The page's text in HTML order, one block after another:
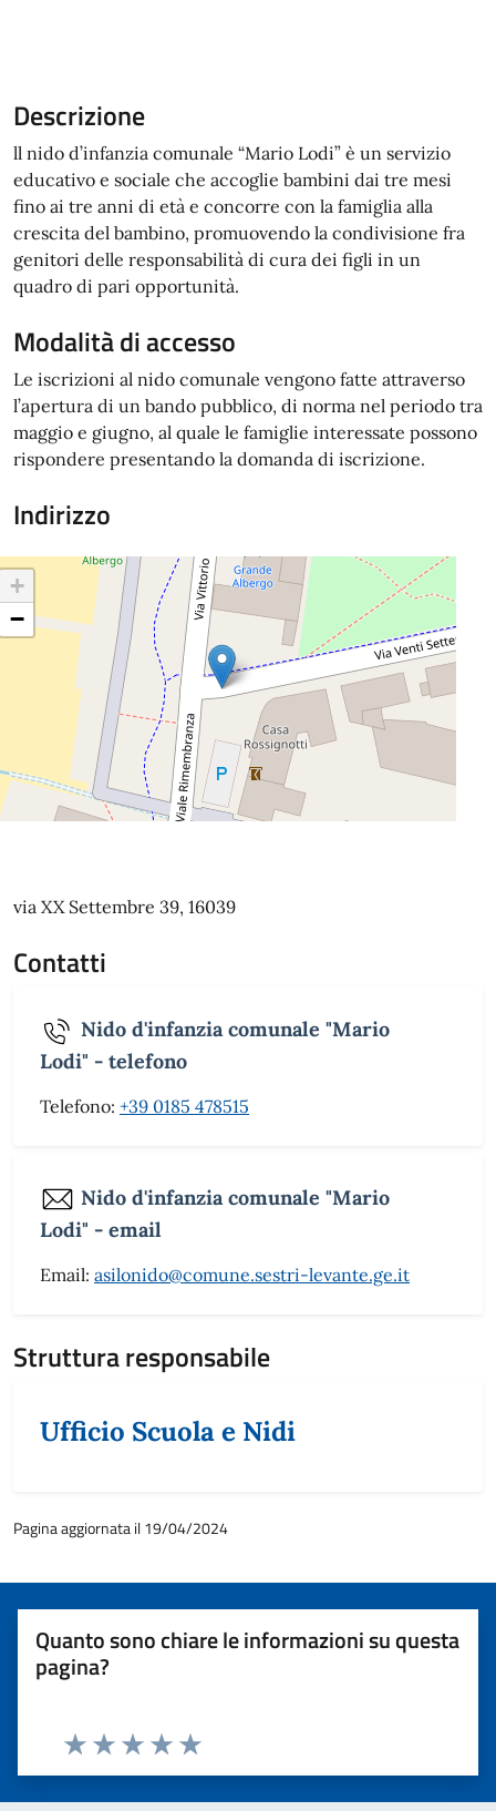
Descrizione
ll nido d’infanzia comunale “Mario Lodi” è un servizio
educativo e sociale che accoglie bambini dai tre mesi
fino ai tre anni di età e concorre con la famiglia alla
crescita del bambino, promuovendo la condivisione fra
genitori delle responsabilità di cura dei figli in un
quadro di pari opportunità.
Modalità di accesso
Le iscrizioni al nido comunale vengono fatte attraverso
l’apertura di un bando pubblico, di norma nel periodo tra
maggio e giugno, al quale le famiglie interessate possono
rispondere presentando la domanda di iscrizione.
Indirizzo
+
−
via XX Settembre 39, 16039
Contatti
Nido d'infanzia comunale "Mario
Lodi" - telefono
Telefono: +39 0185 478515
Nido d'infanzia comunale "Mario
Lodi" - email
Email: asilonido@comune.sestri-levante.ge.it
Struttura responsabile
Categoria:
Ufficio Scuola e Nidi
Pagina aggiornata il 19/04/2024
Quanto sono chiare le informazioni su questa
pagina?
Valuta 5 stelle su 5
Valuta 4 stelle su 5
Valuta 3 stelle su 5
Valuta 2 stelle su 5
Valuta 1 stelle su 5